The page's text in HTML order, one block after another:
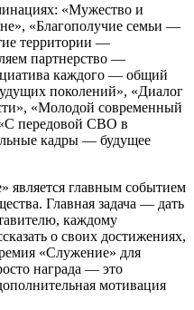
«Мужество и
«Благополучие семьи —
территории —
партнерство —
каждого — общий
поколений», «Диалог
«Молодой современный
передовой СВО в
кадры — будущее
является главным событием
Главная задача — дать
каждому
о своих достижениях,
«Служение» для
награда — это
мотивация